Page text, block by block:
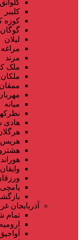
کلوانق
کلیبر
کوزه
گوگان
لیلان
مراغه
مرند
ملک
ملکان
ممقان
میانه
هادی
هریس
هوراند
وایقان
یامچی
آذربایجان
تمام
ارومیه